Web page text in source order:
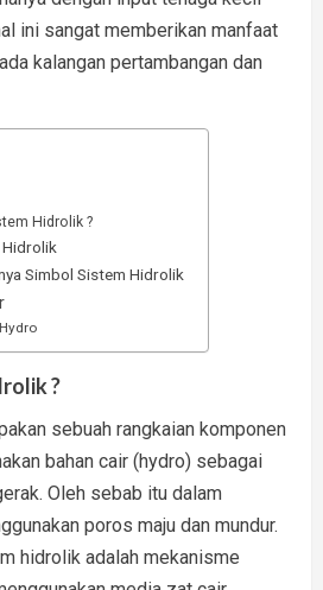
ini sangat memberikan manfaat
kalangan pertambangan dan
Hidrolik ?
Simbol Sistem Hidrolik
?
sebuah rangkaian komponen
bahan cair (hydro) sebagai
Oleh sebab itu dalam
poros maju dan mundur.
hidrolik adalah mekanisme